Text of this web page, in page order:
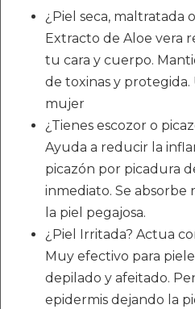
¿Piel seca, maltratada
Extracto de Aloe vera
tu cara y cuerpo.
de toxinas y protegida.
mujer
¿Tienes escozor o
Ayuda a reducir la
picazón por picadura
inmediato. Se absorbe
la piel pegajosa.
¿Piel Irritada? Actua
Muy efectivo para
depilado y afeitado.
epidermis dejando la